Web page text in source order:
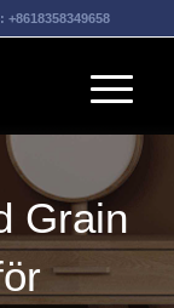
+8618358349658
Grain